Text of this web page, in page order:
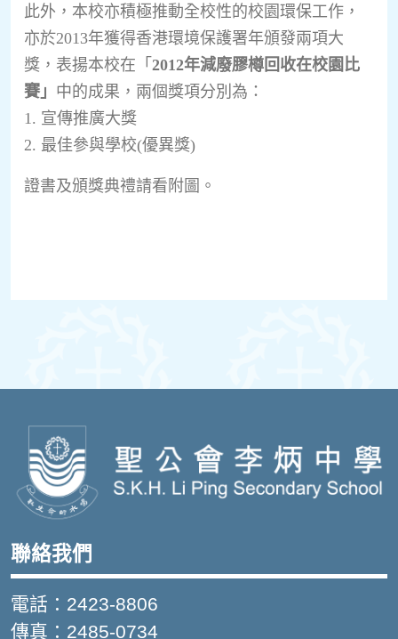
此外，本校亦積極推動全校性的校園環保工作，
亦於2013年獲得香港環境保護署年頒發兩項大
獎，表揚本校在「 2012年減廢膠樽回收在校園比
賽」 中的成果，兩個獎項分別為：
1. 宣傳推廣大獎
2. 最佳參與學校(優異獎)
證書及頒獎典禮請看附圖。
聯絡我們
電話：2423-8806
傳真：2485-0734